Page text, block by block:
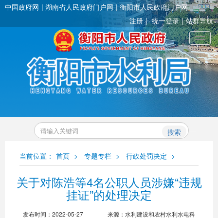
中国政府网 湖南省人民政府门户网
衡阳市人民政府门户网
注册
统一登录 站群导航
搜索
当前位置： 首页 > 专题专栏 > 行政处罚决定 >
关于对陈浩等4名公职人员涉嫌“违规
挂证”的处理决定
发布时间：2022-05-27 来源：水利建设和农村水利水电科